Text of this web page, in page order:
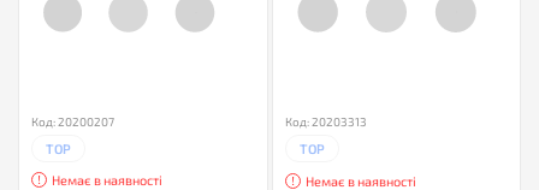
Код: 20200207
TOP
Немає в наявності
Код: 20203313
TOP
Немає в наявності